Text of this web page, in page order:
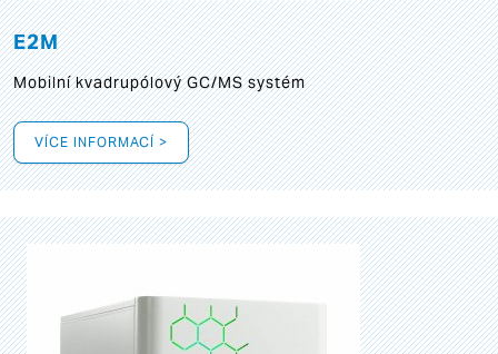
E2M
Mobilní kvadrupólový GC/MS systém
VÍCE INFORMACÍ >